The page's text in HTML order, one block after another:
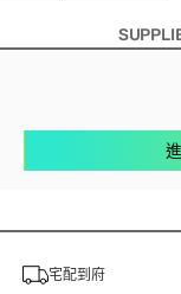
宅配到府